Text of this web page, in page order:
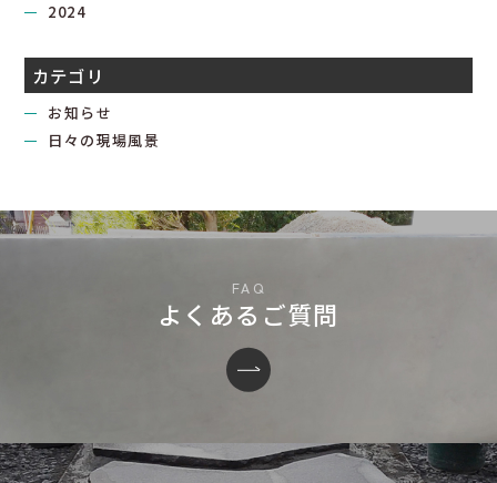
2024
カテゴリ
お知らせ
日々の現場風景
よくあるご質問